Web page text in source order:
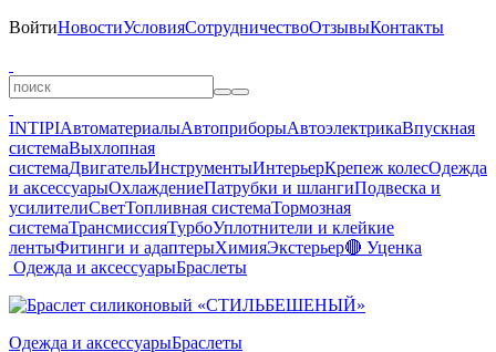
ВойтиНовостиУсловияСотрудничествоОтзывыКонтакты
INTIPIАвтоматериалыАвтоприборыАвтоэлектрикаВпускная
системаВыхлопная
системаДвигательИнструментыИнтерьерКрепеж колесОдежда
и аксессуарыОхлаждениеПатрубки и шлангиПодвеска и
усилителиСветТопливная системаТормозная
системаТрансмиссияТурбоУплотнители и клейкие
лентыФитинги и адаптерыХимияЭкстерьер🔴 Уценка
Одежда и аксессуарыБраслеты
Одежда и аксессуарыБраслеты